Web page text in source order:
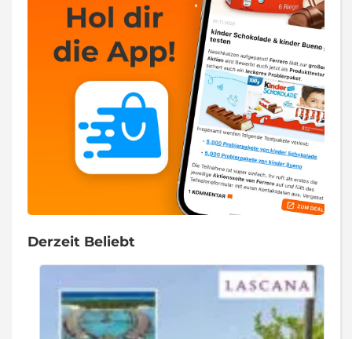
Derzeit Beliebt